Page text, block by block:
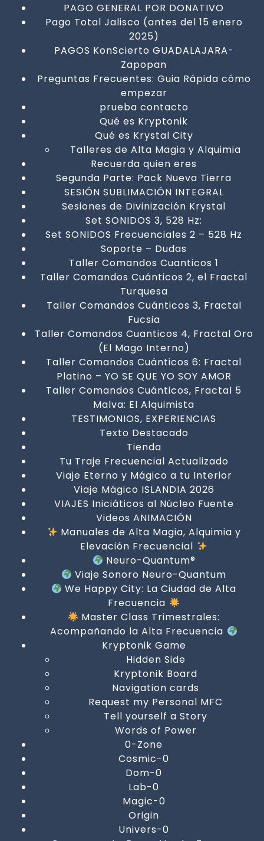
PAGO GENERAL POR DONATIVO
Pago Total Jalisco (antes del 15 enero
2025)
PAGOS KonScierto GUADALAJARA-
Zapopan
Preguntas Frecuentes: Guia Rápida cómo
empezar
prueba contacto
Qué es Kryptonik
Qué es Krystal City
Talleres de Alta Magia y Alquimia
Recuerda quien eres
Segunda Parte: Pack Nueva Tierra
SESIÓN SUBLIMACIÓN INTEGRAL
Sesiones de Divinización Krystal
Set SONIDOS 3, 528 Hz:
Set SONIDOS Frecuenciales 2 – 528 Hz
Soporte – Dudas
Taller Comandos Cuanticos 1
Taller Comandos Cuánticos 2, el Fractal
Turquesa
Taller Comandos Cuánticos 3, Fractal
Fucsia
Taller Comandos Cuanticos 4, Fractal Oro
(El Mago Interno)
Taller Comandos Cuánticos 6: Fractal
Platino – YO SE QUE YO SOY AMOR
Taller Comandos Cuánticos, Fractal 5
Malva: El Alquimista
TESTIMONIOS, EXPERIENCIAS
Texto Destacado
Tienda
Tu Traje Frecuencial Actualizado
Viaje Eterno y Mágico a tu Interior
Viaje Mágico ISLANDIA 2026
VIAJES Iniciáticos al Núcleo Fuente
Videos ANIMACIÓN
Manuales de Alta Magia, Alquimia y
Elevación Frecuencial
Neuro-Quantum®
Viaje Sonoro Neuro-Quantum
We Happy City: La Ciudad de Alta
Frecuencia
Master Class Trimestrales:
Acompañando la Alta Frecuencia
Kryptonik Game
Hidden Side
Kryptonik Board
Navigation cards
Request my Personal MFC
Tell yourself a Story
Words of Power
0-Zone
Cosmic-0
Dom-0
Lab-0
Magic-0
Origin
Univers-0